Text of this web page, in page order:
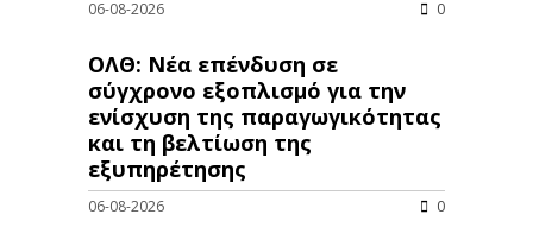
06-08-2026 0
ΟΛΘ: Νέα επένδυση σε
σύγχρονο εξοπλισμό για την
ενίσχυση της παραγωγικότητας
και τη βελτίωση της
εξυπηρέτησης
06-08-2026 0